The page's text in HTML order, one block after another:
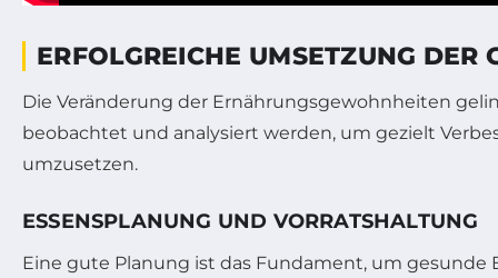
ERFOLGREICHE UMSETZUNG
Die Veränderung der Ernährungsgewohnheiten
beobachtet und analysiert werden, um gezielt
umzusetzen.
ESSENSPLANUNG UND VORRATSHALTUNG
Eine gute Planung ist das Fundament, um